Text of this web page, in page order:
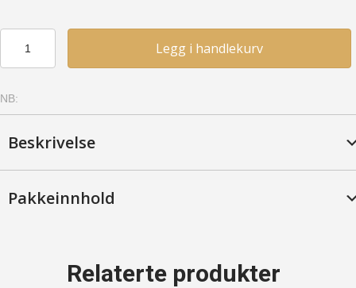
119
Furu,
Ubehandlet
Legg i handlekurv
NB:
Beskrivelse
Pakkeinnhold
Relaterte produkter